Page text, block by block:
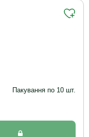
Пакування по 10 шт.